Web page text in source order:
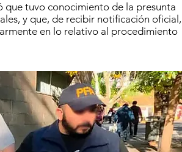
que tuvo conocimiento de la presunta
y que, de recibir notificación oficial,
en lo relativo al procedimiento